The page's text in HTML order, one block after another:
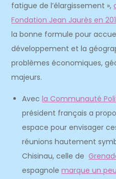
fatigue de l’élargissement »,
Fondation Jean Jaurès en
la bonne formule pour
développement et la
problèmes économiques,
majeurs.
Avecla Communauté
président français a
espace pour envisager
réunions hautement
Chisinau, celle de
espagnolemarque un